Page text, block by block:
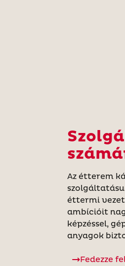
Az étterem
éttermi
ambícióit
képzéssel,
anyagok
Fedezze